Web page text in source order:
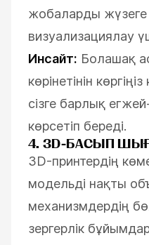
жобаларды жүзеге
визуализациялау
Инсайт: Болашақ
көрінетінін
сізге барлық
көрсетіп береді.
4. 3D-БАСЫП
3D-принтердің
модельді нақты
механизмдердің
зергерлік